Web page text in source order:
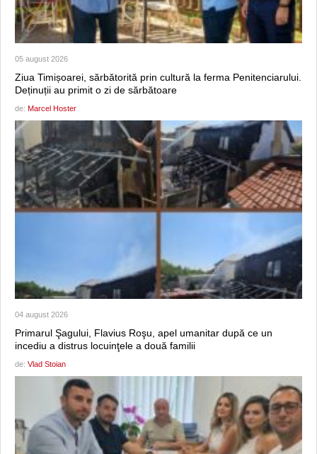
05 august 2026
Ziua Timișoarei, sărbătorită prin cultură la ferma Penitenciarului.
Deținuții au primit o zi de sărbătoare
de: Marcel Hoster
04 august 2026
Primarul Şagului, Flavius Roşu, apel umanitar după ce un
incediu a distrus locuinţele a două familii
de: Vlad Stoian